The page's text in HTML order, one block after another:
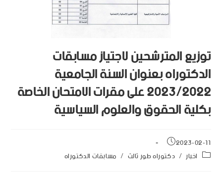
توزيع المترشحين لاجتياز مسابقات
الدكتوراه بعنوان السنة الجامعية
2023/2022 على مقرات الامتحان الخاصة
بكلية الحقوق والعلوم السياسية
2023-02-11
اخبار / دكتوراه طور ثالث / مسابقات الدكتوراه